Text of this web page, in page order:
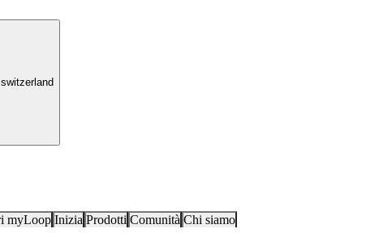
switzerland
myLoop Inizia Prodotti Comunità Chi siamo